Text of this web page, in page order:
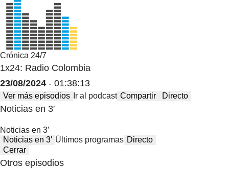
Crónica 24/7
1x24: Radio Colombia
23/08/2024 - 01:38:13
Ver más episodios Ir al podcast Compartir Directo
Noticias en 3′
Noticias en 3′
Noticias en 3′ Últimos programas Directo
Cerrar
Otros episodios